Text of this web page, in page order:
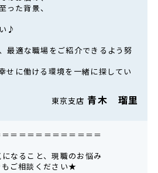
った背景、
♪
最適な職場をご紹介できるよう努
せに働ける環境を一緒に探してい
東京支店 青木 瑠里
＝＝＝＝＝＝＝＝＝＝＝
なること、現職のお悩み
もご相談ください★